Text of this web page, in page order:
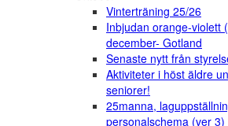
Vinterträning 25/26
Inbjudan orange-violett
december- Gotland
Senaste nytt från
Aktiviteter i höst äldre
seniorer!
25manna,
personalschema (ver 3)